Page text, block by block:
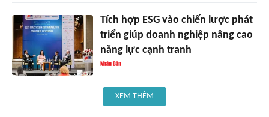
Tích hợp ESG vào chiến lược phát
triển giúp doanh nghiệp nâng cao
năng lực cạnh tranh
XEM THÊM